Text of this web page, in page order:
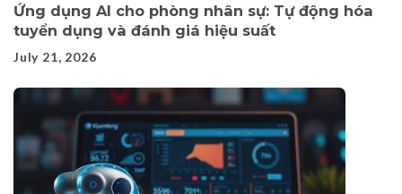
Ứng dụng AI cho phòng nhân sự: Tự động hóa
tuyển dụng và đánh giá hiệu suất
July 21, 2026